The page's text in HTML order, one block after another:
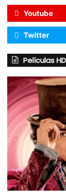
Youtube
Twitter
Películas